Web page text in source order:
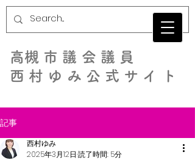
​高槻市議会議員
西村ゆみ公式サイト
記事
西村ゆみ
2025年3月12日 読了時間: 5分